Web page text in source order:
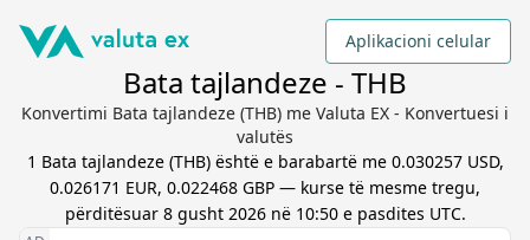
Aplikacioni celular
Bata tajlandeze - THB
Konvertimi Bata tajlandeze (THB) me Valuta EX - Konvertuesi i
valutës
1 Bata tajlandeze(THB) është e barabartë me 0.030257 USD,
0.026171 EUR, 0.022468 GBP — kurse të mesme tregu,
përditësuar 8 gusht 2026 në 10:50 e pasdites UTC.